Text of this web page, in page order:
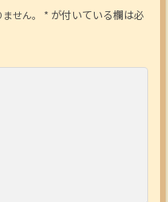
せん。 * が付いている欄は必